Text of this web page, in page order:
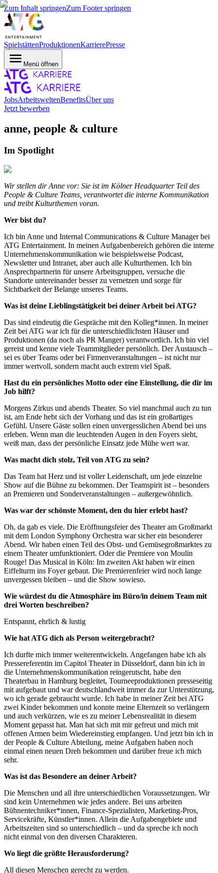
Zum Inhalt springenZum Footer springen
SpielstättenProduktionenKarrierePresse
Menü öffnen
JobsArbeitsweltenBenefitsÜber uns
Jetzt bewerben
anne, people & culture
Im Spotlight
Wir stellen dir Anne vor: Sie ist im Kölner Headquarter Teil des
People & Culture Teams, verantwortet die interne Kommunikation
und treibt Kulturthemen voran.
Wer bist du?
Ich bin Anne und Internal Communications & Culture Manager bei
ATG Entertainment. In meinen Aufgabenbereich gehören die interne
Unternehmenskommunikation wie beispielsweise Podcast,
Newsletter und Intranet, aber auch alle Kulturthemen. Ich bin
Ansprechpartnerin für unsere Arbeitsgruppen, versuche die
Standorte untereinander besser zu vernetzen und sorge für
Sichtbarkeit der Belange unseres Teams.
Was ist deine Lieblingstätigkeit bei deiner Arbeit bei ATG?
Das sind eindeutig die Gespräche mit den Kolleg*innen. In meiner
Zeit bei ATG war ich für die unterschiedlichsten Häuser und
Produktionen (da noch als PR Manger) verantwortlich. Ich bin viel
gereist und kenne viele Teammitglieder persönlich. Der Austausch –
sei es über Teams oder bei Firmenveranstaltungen – ist nicht nur
immer wertvoll, sondern macht auch extrem viel Spaß.
Hast du ein persönliches Motto oder eine Einstellung, die dir im
Job hilft?
Morgens Zirkus und abends Theater. So viel manchmal auch zu tun
ist, am Ende hebt sich der Vorhang und das ist ein großartiges
Gefühl. Unsere Gäste sollen einen unvergesslichen Abend bei uns
erleben. Wenn man die leuchtenden Augen in den Foyers sieht,
weiß man, dass der persönliche Einsatz jede Mühe wert war.
Was macht dich stolz, Teil von ATG zu sein?
Das Team hat Herz und ist voller Leidenschaft, um jede einzelne
Show auf die Bühne zu bekommen. Der Teamspirit ist – besonders
an Premieren und Sonderveranstaltungen – außergewöhnlich.
Was war der schönste Moment, den du hier erlebt hast?
Oh, da gab es viele. Die Eröffnungsfeier des Theater am Großmarkt
mit dem London Symphony Orchestra war sicher ein besonderer
Abend. Wir haben einen Teil des Obst- und Gemüsegroßmarktes zu
einem Theater umfunktioniert. Oder die Premiere von Moulin
Rouge! Das Musical in Köln: Im zweiten Akt haben wir einen
Eiffelturm ins Foyer gebaut. Die Premierenfeier wird noch lange
unvergessen bleiben – und die Show sowieso.
Wie würdest du die Atmosphäre im Büro/in deinem Team mit
drei Worten beschreiben?
Entspannt, ehrlich & lustig
Wie hat ATG dich als Person weitergebracht?
Ich durfte mich immer weiterentwickeln. Angefangen habe ich als
Pressereferentin im Capitol Theater in Düsseldorf, dann bin ich in
die Unternehmenskommunikation reingerutscht, habe den
Theaterbau in Hamburg begleitet, Tourneeproduktionen presseseitig
mit aufgebaut und war deutschlandweit immer da zur Unterstützung,
wo ich gerade gebraucht wurde. Ich habe in meiner Zeit bei ATG
zwei Kinder bekommen und konnte meine Elternzeit so verlängern
und auch verkürzen, wie es zu meiner Lebensrealität in diesem
Moment gepasst hat. Man hat sich mit mir gefreut und mich mit
offenen Armen beim Wiedereinstieg empfangen. Und jetzt bin ich in
der People & Culture Abteilung, meine Aufgaben haben noch
einmal einen neuen Dreh bekommen und darüber freue ich mich
sehr.
Was ist das Besondere an deiner Arbeit?
Die Menschen und all ihre unterschiedlichen Voraussetzungen. Wir
sind kein Unternehmen wie jedes andere. Bei uns arbeiten
Bühnentechniker*innen, Finance-Spezialisten, Marketing-Pros,
Servicekräfte, Künstler*innen. Allein die Aufgabengebiete und
Arbeitszeiten sind so unterschiedlich – und da spreche ich noch
nicht einmal von den diversen Charakteren.
Wo liegt die größte Herausforderung?
All diesen Menschen gerecht zu werden.